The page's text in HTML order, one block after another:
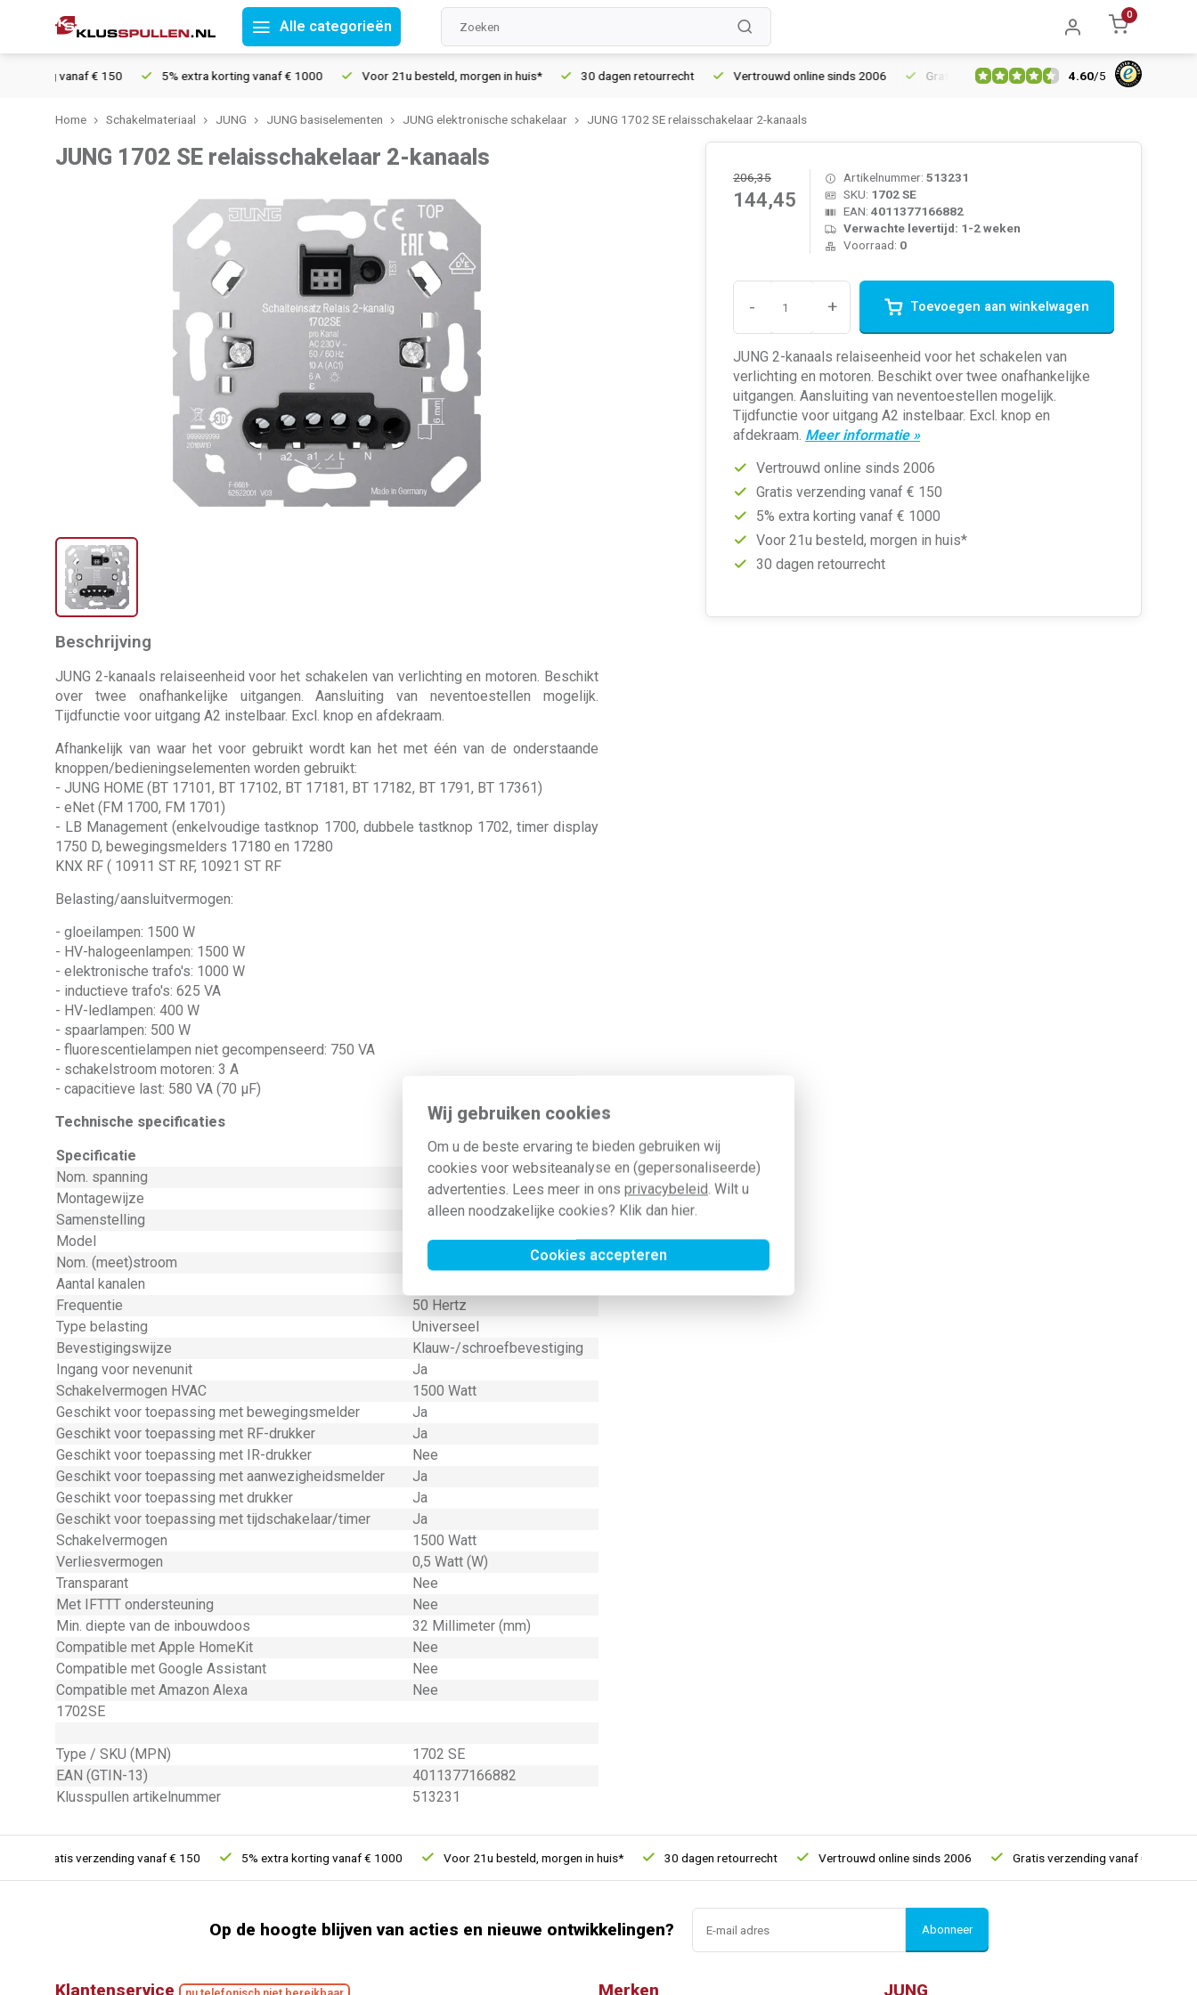
Wij gebruiken cookies
Om u de beste ervaring te bieden gebruiken wij
cookies voor websiteanalyse en (gepersonaliseerde)
advertenties. Lees meer in ons privacybeleid. Wilt u
alleen noodzakelijke cookies? Klik dan hier.
Cookies accepteren
Alle categorieën
0
vanaf € 150 5% extra korting vanaf € 1000 Voor 21u besteld, morgen in huis* 30 dagen retourrecht Vertrouwd online sinds 2006 Gratis verzending vanaf € 150 5% extra korting
4.60/5
Home Schakelmateriaal JUNG JUNG basiselementen JUNG elektronische schakelaar JUNG 1702 SE relaisschakelaar 2-kanaals
JUNG 1702 SE relaisschakelaar 2-kanaals
206,35
144,45
Artikelnummer: 513231
SKU: 1702 SE
EAN: 4011377166882
Verwachte levertijd: 1-2 weken
Voorraad: 0
- + Toevoegen aan winkelwagen
JUNG 2-kanaals relaiseenheid voor het schakelen van
verlichting en motoren. Beschikt over twee onafhankelijke
uitgangen. Aansluiting van neventoestellen mogelijk.
Tijdfunctie voor uitgang A2 instelbaar. Excl. knop en
afdekraam. Meer informatie »
Vertrouwd online sinds 2006
Gratis verzending vanaf € 150
5% extra korting vanaf € 1000
Voor 21u besteld, morgen in huis*
30 dagen retourrecht
Beschrijving
JUNG 2-kanaals relaiseenheid voor het schakelen van verlichting en motoren. Beschikt
over twee onafhankelijke uitgangen. Aansluiting van neventoestellen mogelijk.
Tijdfunctie voor uitgang A2 instelbaar. Excl. knop en afdekraam.
Afhankelijk van waar het voor gebruikt wordt kan het met één van de onderstaande
knoppen/bedieningselementen worden gebruikt:
- JUNG HOME (BT 17101, BT 17102, BT 17181, BT 17182, BT 1791, BT 17361)
- eNet (FM 1700, FM 1701)
- LB Management (enkelvoudige tastknop 1700, dubbele tastknop 1702, timer display
1750 D, bewegingsmelders 17180 en 17280
KNX RF ( 10911 ST RF, 10921 ST RF
Belasting/aansluitvermogen:
- gloeilampen: 1500 W
- HV-halogeenlampen: 1500 W
- elektronische trafo's: 1000 W
- inductieve trafo's: 625 VA
- HV-ledlampen: 400 W
- spaarlampen: 500 W
- fluorescentielampen niet gecompenseerd: 750 VA
- schakelstroom motoren: 3 A
- capacitieve last: 580 VA (70 µF)
Technische specificaties
Specificatie
Waarde
Nom. spanning
230 Volt (V)
Montagewijze
Inbouw (stucwerk)
Samenstelling
Basiselement
Model
Relais
Nom. (meet)stroom
16 Ampère (A)
Aantal kanalen
Frequentie
50 Hertz
Type belasting
Universeel
Bevestigingswijze
Klauw-/schroefbevestiging
Ingang voor nevenunit
Ja
Schakelvermogen HVAC
1500 Watt
Geschikt voor toepassing met bewegingsmelder
Ja
Geschikt voor toepassing met RF-drukker
Ja
Geschikt voor toepassing met IR-drukker
Nee
Geschikt voor toepassing met aanwezigheidsmelder
Ja
Geschikt voor toepassing met drukker
Ja
Geschikt voor toepassing met tijdschakelaar/timer
Ja
Schakelvermogen
1500 Watt
Verliesvermogen
0,5 Watt (W)
Transparant
Nee
Met IFTTT ondersteuning
Nee
Min. diepte van de inbouwdoos
32 Millimeter (mm)
Compatible met Apple HomeKit
Nee
Compatible met Google Assistant
Nee
Compatible met Amazon Alexa
Nee
1702SE
Type / SKU (MPN)
1702 SE
EAN (GTIN-13)
4011377166882
Klusspullen artikelnummer
513231
Gratis verzending vanaf € 150 5% extra korting vanaf € 1000 Voor 21u besteld, morgen in huis* 30 dagen retourrecht Vertrouwd online sinds 2006 Gratis verzending vanaf € 150
Op de hoogte blijven van acties en nieuwe ontwikkelingen? Abonneer
Klantenservice nu telefonisch niet bereikbaar Merken JUNG